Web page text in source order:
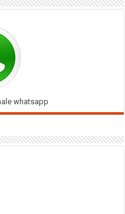
whatsapp